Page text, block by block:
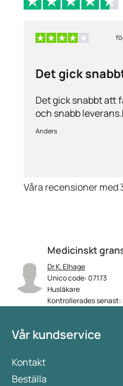
Medicinskt
Dr K. Elhage
Unico code: 07173
Husläkare
Kontrollerades
Det gick
Det gick snabbt att
och snabb
priserna är alldeles
Anders
Våra recensioner med
Vår kundservice
Kontakt
Beställa